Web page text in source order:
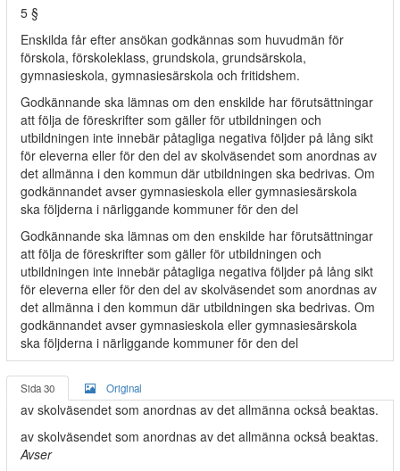
5 §
Enskilda får efter ansökan godkännas som huvudmän för
förskola, förskoleklass, grundskola, grundsärskola,
gymnasieskola, gymnasiesärskola och fritidshem.
Godkännande ska lämnas om den enskilde har förutsättningar
att följa de föreskrifter som gäller för utbildningen och
utbildningen inte innebär påtagliga negativa följder på lång sikt
för eleverna eller för den del av skolväsendet som anordnas av
det allmänna i den kommun där utbildningen ska bedrivas. Om
godkännandet avser gymnasieskola eller gymnasiesärskola
ska följderna i närliggande kommuner för den del
Godkännande ska lämnas om den enskilde har förutsättningar
att följa de föreskrifter som gäller för utbildningen och
utbildningen inte innebär påtagliga negativa följder på lång sikt
för eleverna eller för den del av skolväsendet som anordnas av
det allmänna i den kommun där utbildningen ska bedrivas. Om
godkännandet avser gymnasieskola eller gymnasiesärskola
ska följderna i närliggande kommuner för den del
Sida 30 Original
av skolväsendet som anordnas av det allmänna också beaktas.
av skolväsendet som anordnas av det allmänna också beaktas.
Avser